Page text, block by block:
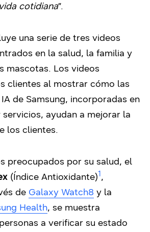
cotidiana”.
una serie de tres videos
en la salud, la familia y
mascotas. Los videos
clientes al mostrar cómo las
de Samsung, incorporadas en
ayudan a mejorar la
los clientes.
preocupados por su salud, el
(Índice Antioxidante)1,
de Galaxy Watch8 y la
Health, se muestra
a verificar su estado